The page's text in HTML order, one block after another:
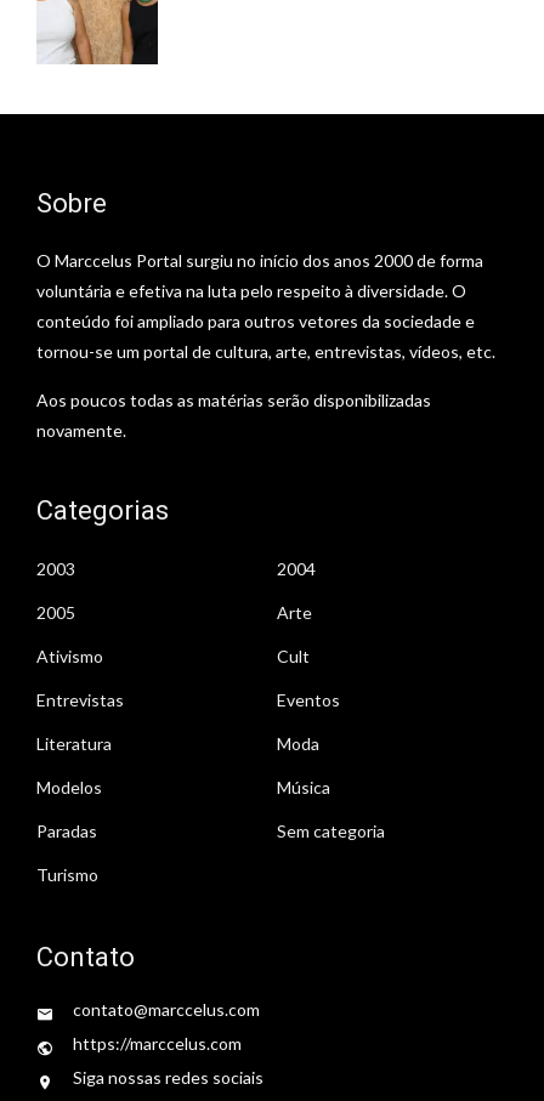
Sobre
O Marccelus Portal surgiu no início dos anos 2000 de forma
voluntária e efetiva na luta pelo respeito à diversidade. O
conteúdo foi ampliado para outros vetores da sociedade e
tornou-se um portal de cultura, arte, entrevistas, vídeos, etc.
Aos poucos todas as matérias serão disponibilizadas
novamente.
Categorias
2003 2004
2005 Arte
Ativismo Cult
Entrevistas Eventos
Literatura Moda
Modelos Música
Paradas Sem categoria
Turismo
Contato
contato@marccelus.com
https://marccelus.com
Siga nossas redes sociais